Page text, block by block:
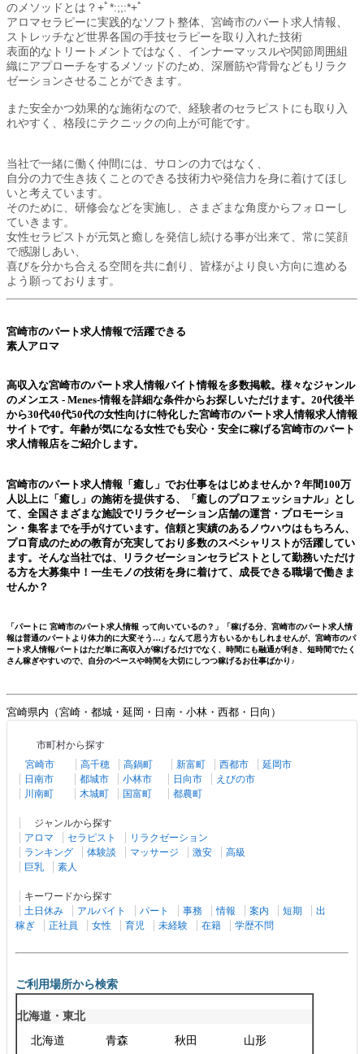
のメソッドとは？+ﾟ*:;;:*+ﾟ
アロマセラピーに実践的なソフト整体、宮崎市のパート求人情報、
ストレッチなど世界各国の手技セラピーを取り入れた技術
表面的なトリートメントではなく、インナーマッスルや関節周囲組
織にアプローチをするメソッドのため、深層筋や背骨などもリラク
ゼーションさせることができます。
また安全かつ効果的な施術なので、経験者のセラピストにも取り入
れやすく、格段にテクニックの向上が可能です。
当社で一緒に働く仲間には、サロンの力ではなく、
自分の力で生き抜くことのできる技術力や発信力を身に着けてほし
いと考えています。
そのために、研修会などを実施し、さまざまな角度からフォローし
ていきます。
女性セラピストが元気と癒しを発信し続ける事が出来て、常に笑顔
で感謝しあい、
喜びを分かち合える空間を共に創り、皆様がより良い方向に進める
よう願っております。
宮崎市のパート求人情報で活躍できる
素人アロマ
高収入な宮崎市のパート求人情報バイト情報を多数掲載。様々なジャンル
の メンエス - Menes-情報を詳細な条件からお探しいただけます。20代後半
から30代40代50代の女性向けに特化した宮崎市のパート求人情報求人情報
サイトです。年齢が気になる女性でも安心・安全に稼げる宮崎市のパート
求人情報店をご紹介します。
宮崎市のパート求人情報 「癒し」でお仕事をはじめませんか？年間100万
人以上に「癒し」の施術を提供する、「癒しのプロフェッショナル」とし
て、全国さまざまな施設でリラクゼーション店舗の運営・プロモーショ
ン・集客までを手がけています。信頼と実績のあるノウハウはもちろん、
プロ育成のための教育が充実しており多数のスペシャリストが活躍してい
ます。そんな当社では、リラクゼーションセラピストとして勤務いただけ
る方を大募集中！一生モノの技術を身に着けて、成長できる職場で働きま
せんか？
「パートに 宮崎市のパート求人情報 って向いているの？」「稼げる分、宮崎市のパート求人情
報は普通のパートより体力的に大変そう…」なんて思う方もいるかもしれませんが、宮崎市のパ
ート求人情報パートはただ単に高収入が稼げるだけでなく、時間にも融通が利き、短時間でたく
さん稼ぎやすいので、自分のペースや時間を大切にしつつ稼げるお仕事ばかり♪
宮崎県内（宮崎・都城・延岡・日南・小林・西都・日向）
市町村から探す
宮崎市
高千穂 高鍋町 新富町 西都市
延岡市
日南市
都城市 小林市 日向市
えびの市
川南町
木城町 国富町 都農町
ジャンルから探す
アロマ
セラピスト
リラクゼーション
ランキング
体験談 マッサージ 激安
高級
巨乳
素人
キーワードから探す
土日休み
アルバイト パート 事務 情報 案内 短期
出
稼ぎ
正社員 女性 育児 未経験 在籍 学歴不問
ご利用場所から検索
北海道・東北
北海道
青森 秋田 山形